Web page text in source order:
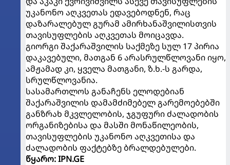
უკანონო აღკვეთას ედავებოდნენ, რაც
დაზარალებულ გურამ ამირხანაშვილისთვის
თავისუფლების აღკვეთას მოიცავდა.
გიორგი შაქარაშვილის საქმეზე სულ 17 პირია
დაკავებული, მათგან 6 არასრულწლოვანი იყო,
ამჟამად კი, ყველა მათგანი, ზ.ხ.-ს გარდა,
სრულწლოვანია.
სასამართლოს განაჩენს ელოდებიან
შაქარაშვილის დამამძიმებელ გარემოებებში
განზრახ მკვლელობის, ჯგუფური ძალადობის
ორგანიზებისა და მასში მონაწილეობის,
თავისუფლების უკანონო აღკვეთისა და
ძალადობის ფაქტებზე ბრალდებულები.
წყარო: IPN.GE